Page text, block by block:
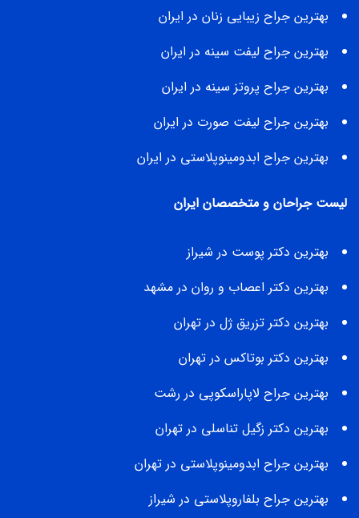
بهترین جراح زیبایی زنان در ایران
بهترین جراح لیفت سینه در ایران
بهترین جراح پروتز سینه در ایران
بهترین جراح لیفت صورت در ایران
بهترین جراح ابدومینوپلاستی در ایران
لیست جراحان و متخصصان ایران
بهترین دکتر پوست در شیراز
بهترین دکتر اعصاب و روان در مشهد
بهترین دکتر تزریق ژل در تهران
بهترین دکتر بوتاکس در تهران
بهترین جراح لاپاراسکوپی در رشت
بهترین دکتر زگیل تناسلی در تهران
بهترین جراح ابدومینوپلاستی در تهران
بهترین جراح بلفاروپلاستی در شیراز